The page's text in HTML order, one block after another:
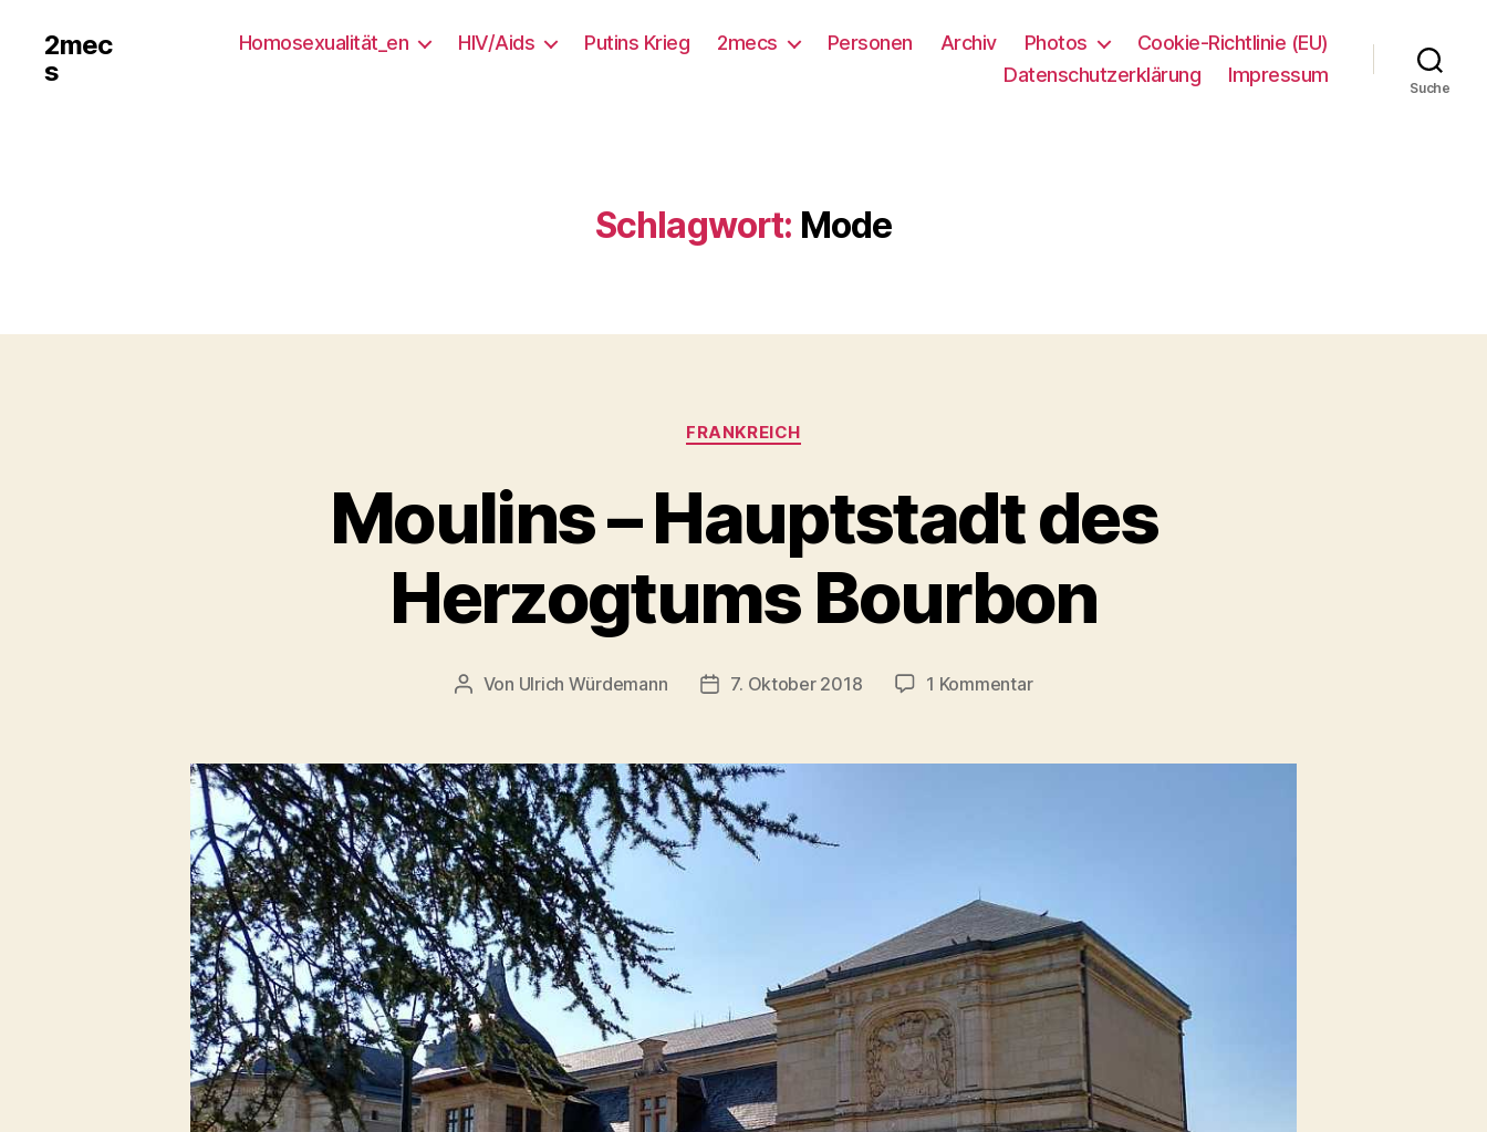
2mec
s
Homosexualität_en HIV/Aids Putins Krieg 2mecs Personen Archiv Photos
Cookie-Richtlinie (EU)
Datenschutzerklärung
Impressum
Suche
Schlagwort: Mode
Kategorien
FRANKREICH
Moulins – Hauptstadt des
Herzogtums Bourbon
Beitragsautor
Von Ulrich Würdemann Beitragsdatum
7. Oktober 2018 1 Kommentarzu
Hauptstadt